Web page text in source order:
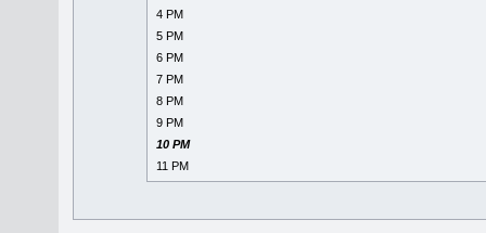
4 PM
5 PM
6 PM
7 PM
8 PM
9 PM
10 PM
11 PM